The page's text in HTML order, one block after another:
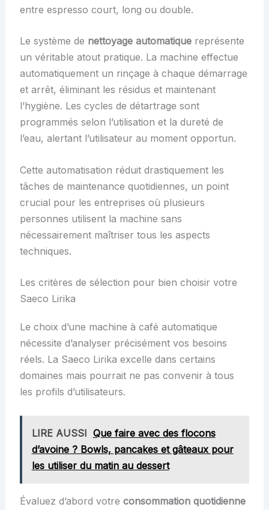
entre espresso court, long ou double.
Le système de nettoyage automatiquereprésente
un véritable atout pratique. La machine effectue
automatiquement un rinçage à chaque démarrage
et arrêt, éliminant les résidus et maintenant
l’hygiène. Les cycles de détartrage sont
programmés selon l’utilisation et la dureté de
l’eau, alertant l’utilisateur au moment opportun.
Cette automatisation réduit drastiquement les
tâches de maintenance quotidiennes, un point
crucial pour les entreprises où plusieurs
personnes utilisent la machine sans
nécessairement maîtriser tous les aspects
techniques.
Les critères de sélection pour bien choisir votre
Saeco Lirika
Le choix d’une machine à café automatique
nécessite d’analyser précisément vos besoins
réels. La Saeco Lirika excelle dans certains
domaines mais pourrait ne pas convenir à tous
les profils d’utilisateurs.
LIRE AUSSI Que faire avec des flocons
d’avoine ? Bowls, pancakes et gâteaux pour
les utiliser du matin au dessert
Évaluez d’abord votre consommation quotidienne